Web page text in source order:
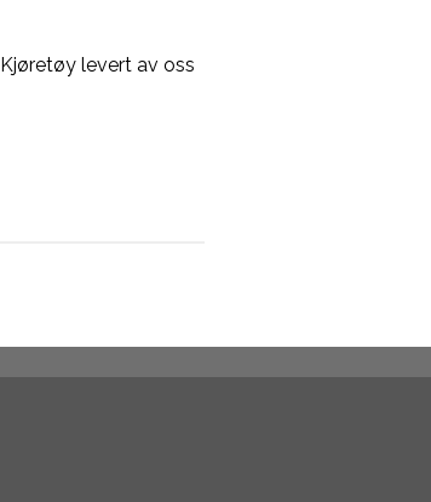
Kjøretøy levert av oss